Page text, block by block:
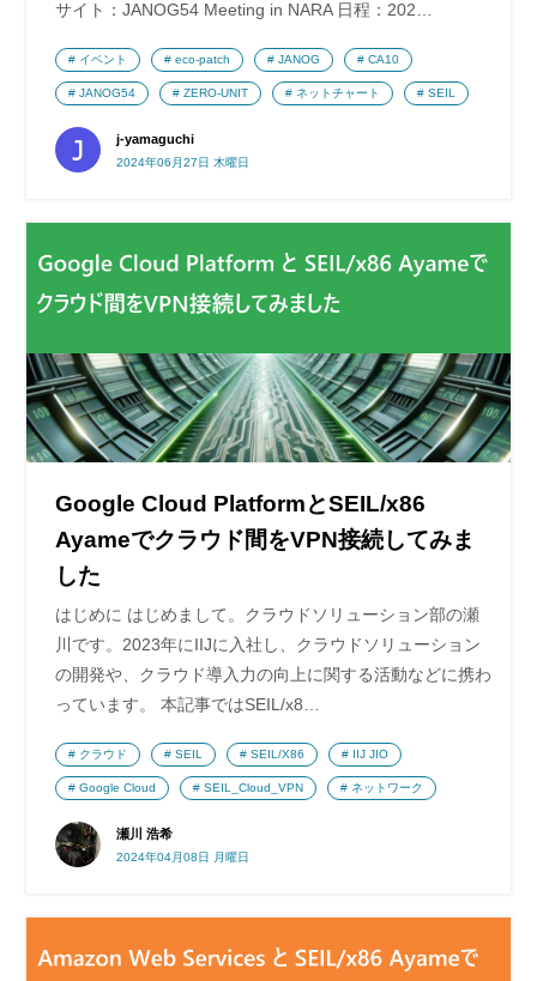
サイト：JANOG54 Meeting in NARA 日程：202…
j-yamaguchi
2024年06月27日 木曜日
イベント eco-patch JANOG CA10
JANOG54 ZERO-UNIT ネットチャート SEIL
Google Cloud PlatformとSEIL/x86
Ayameでクラウド間をVPN接続してみま
した
はじめに はじめまして。クラウドソリューション部の瀬
川です。2023年にIIJに入社し、クラウドソリューション
の開発や、クラウド導入力の向上に関する活動などに携わ
っています。 本記事ではSEIL/x8…
瀬川 浩希
2024年04月08日 月曜日
クラウド SEIL SEIL/X86 IIJ JIO
Google Cloud SEIL_Cloud_VPN ネットワーク